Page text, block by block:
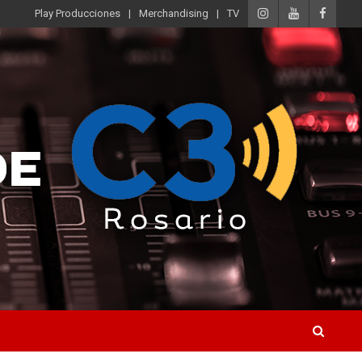
Play Producciones Merchandising TV